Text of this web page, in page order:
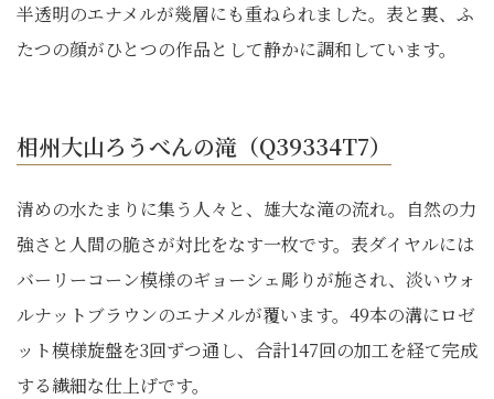
半透明のエナメルが幾層にも重ねられました。表と裏、ふ
たつの顔がひとつの作品として静かに調和しています。
相州大山ろうべんの滝（Q39334T7）
清めの水たまりに集う人々と、雄大な滝の流れ。自然の力
強さと人間の脆さが対比をなす一枚です。表ダイヤルには
バーリーコーン模様のギョーシェ彫りが施され、淡いウォ
ルナットブラウンのエナメルが覆います。49本の溝にロゼ
ット模様旋盤を3回ずつ通し、合計147回の加工を経て完成
する繊細な仕上げです。